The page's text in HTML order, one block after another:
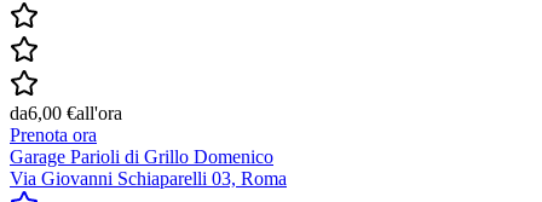
da6,00 €all'ora
Prenota ora
Garage Parioli di Grillo Domenico
Via Giovanni Schiaparelli 03, Roma